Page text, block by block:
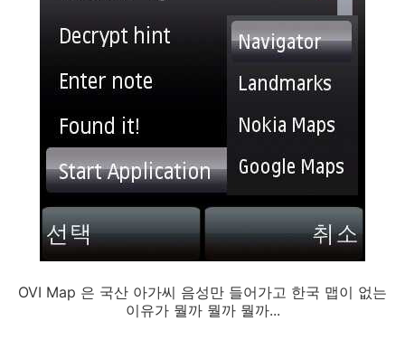
OVI Map 은 국산 아가씨 음성만 들어가고 한국 맵이 없는
이유가 뭘까 뭘까 뭘까...